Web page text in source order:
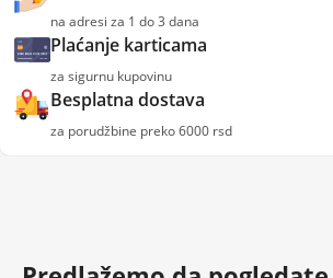
na adresi za 1 do 3 dana
Plaćanje karticama
za sigurnu kupovinu
Besplatna dostava
za porudžbine preko 6000 rsd